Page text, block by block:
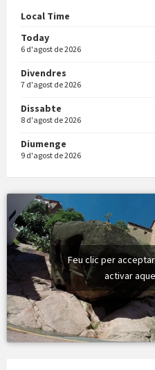
Minicims
Local Time
Today
6 d'agost de 2026
Divendres
7 d'agost de 2026
Dissabte
8 d'agost de 2026
Diumenge
9 d'agost de 2026
Feu clic per
activar